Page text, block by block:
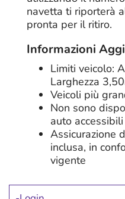
navetta ti riporterà
pronta per il ritiro.
Informazioni
Limiti veicolo:
Larghezza
Veicoli più
Non sono
auto
Assicurazione
inclusa, in
vigente